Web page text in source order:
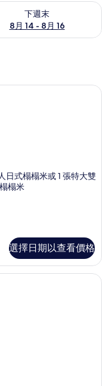
下週末
8月 14 - 8月 16
末 (8月 14 - 8月 16)
或雙床房 | 高級寢具、遮光
日式榻榻米或 1 張特大雙
榻米
選擇日期以查看價格
、遮光布/窗簾、隔音、熨斗/